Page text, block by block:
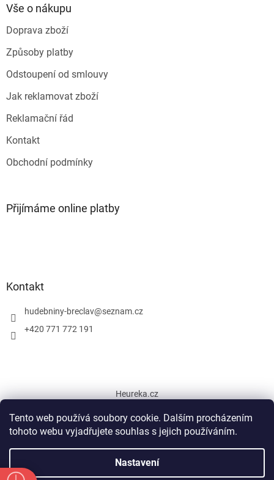
Tento web používá soubory cookie. Dalším procházením
tohoto webu vyjadřujete souhlas s jejich používáním.
Nastavení
Vše o nákupu
Doprava zboží
Způsoby platby
Odstoupení od smlouvy
Jak reklamovat zboží
Reklamační řád
Kontakt
Obchodní podmínky
Přijímáme online platby
Kontakt
hudebniny-breclav@seznam.cz
+420 771 772 191
Heureka.cz